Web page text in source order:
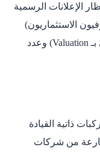
الإعلانات الرسمية
الاستثماريون)
لمعرفة القيمة السوقية المتوقعة (ما يُسمى بـ Valuation) وعدد
ذاتية القيادة
من شركات